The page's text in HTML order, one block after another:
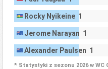
Rocky Nyikeine 1
Jerome Narayan 1
Alexander Paulsen 1
* Statystyki z sezonu 2026 w WC